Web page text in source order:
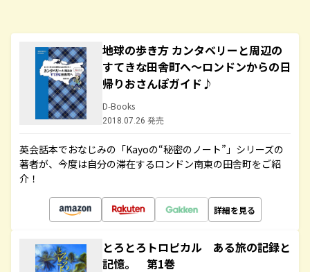
地球の歩き方 カンタベリーと周辺の
すてきな田舎町へ～ロンドンからの日
帰りおさんぽガイド♪
D-Books
2018.07.26 発売
英会話本でおなじみの「Kayoの“秘密のノート”」シリーズの
著者が、今度は自分の滞在するロンドン南東の田舎町をご紹
介！
詳細を見る
とろとろトロピカル ある旅の記録と
記憶。 第1巻